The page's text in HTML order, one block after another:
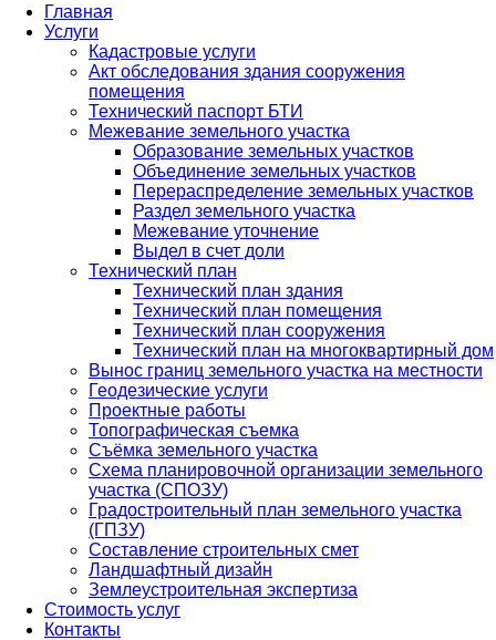
Главная
Услуги
Кадастровые услуги
Акт обследования здания сооружения
помещения
Технический паспорт БТИ
Межевание земельного участка
Образование земельных участков
Объединение земельных участков
Перераспределение земельных участков
Раздел земельного участка
Межевание уточнение
Выдел в счет доли
Технический план
Технический план здания
Технический план помещения
Технический план сооружения
Технический план на многоквартирный дом
Вынос границ земельного участка на местности
Геодезические услуги
Проектные работы
Топографическая съемка
Съёмка земельного участка
Схема планировочной организации земельного
участка (СПОЗУ)
Градостроительный план земельного участка
(ГПЗУ)
Составление строительных смет
Ландшафтный дизайн
Землеустроительная экспертиза
Стоимость услуг
Контакты